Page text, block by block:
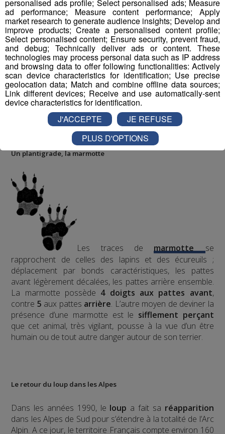
Lechamois est l’animal le plusadapté au
milieu montagneux. Il possède une faculté
exceptionnelle à se cacher, à sauter et à dévaler des
pentes vertigineuses. Sonempreinteestsimilaireà
celle dubouquetin
et est reconnaissable par sa
symétrie parfaite entre les deux sabots. Le filet
(intervalle entre les deux sabots) est en partie occupé
par une membrane, absente chez le bouquetin, qui
permet au chamois uneportance stablesur la plupart
des terrains.
Un plantigrade, la marmotte
Les traces demarmotte
se
rapprochent de celles des lapins et des écureuils ;
déplacement par bonds caractéristiques, les pattes
avant légèrement décalées, les pattes arrière ensemble.
La marmotte possède 4 doigts aux pattes avant,
contre 5 aux pattes arrière. L’autre moyen de deviner la
présence d’une marmotte est le sifflement perçant
que cet animal, très vigilant, pousse à la vue d’un être
humain ou de tout autre danger autour de son terrier.
Le retour du loup dans les Alpes
Dans les années 1990, le loup a fait sa réapparition
dans les Alpes de Sud pour s’étendre à la totalité de l’Arc
Alpin. A ce jour, le territoire Français compte environ 160
personalised ads profile; Select personalised ads; Measure
ad performance; Measure content performance; Apply
market research to generate audience insights; Develop and
improve products; Create a personalised content profile;
Select personalised content; Ensure security, prevent fraud,
and debug; Technically deliver ads or content. These
technologies may process personal data such as IP address
and browsing data to offer following functionalities: Actively
scan device characteristics for identification; Use precise
geolocation data; Match and combine offline data sources;
Link different devices; Receive and use automatically-sent
device characteristics for identification.
J'ACCEPTE
JE REFUSE
PLUS D'OPTIONS